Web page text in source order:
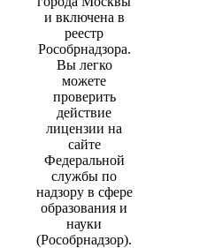
и включена в
реестр
Рособрнадзора.
Вы легко
можете
проверить
действие
лицензии на
сайте
Федеральной
службы по
надзору в сфере
образования и
науки
(Рособрнадзор).